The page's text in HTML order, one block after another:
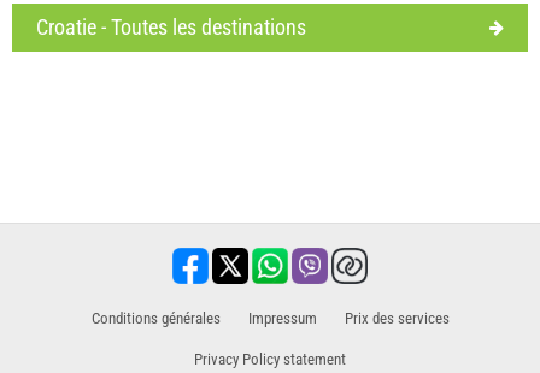
Croatie - Toutes les destinations
Conditions générales Impressum ​Prix des services
Privacy Policy statement